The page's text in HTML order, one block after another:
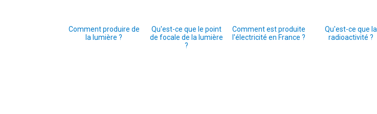
Comment produire de
la lumière ?
Qu'est-ce que le point
de focale de la lumière
?
Comment est produite
l'électricité en France ?
Qu'est-ce que la
radioactivité ?